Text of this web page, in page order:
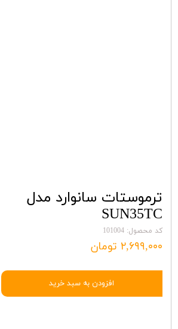
ترموستات سانوارد مدل
SUN35TC
کد محصول: 101004
۲,۶۹۹,۰۰۰ تومان
افزودن به سبد خرید